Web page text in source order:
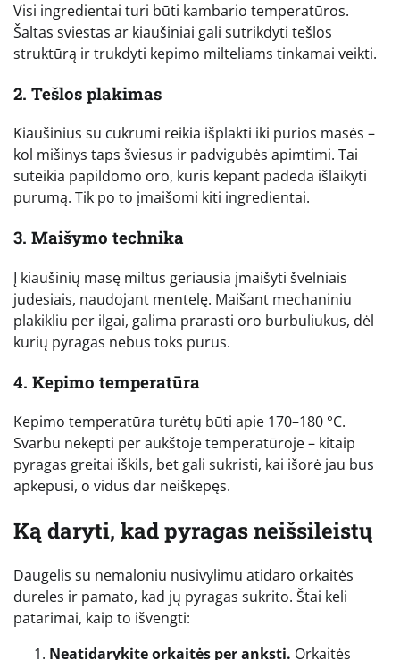
Visi ingredientai turi būti kambario temperatūros.
Šaltas sviestas ar kiaušiniai gali sutrikdyti tešlos
struktūrą ir trukdyti kepimo milteliams tinkamai veikti.
2. Tešlos plakimas
Kiaušinius su cukrumi reikia išplakti iki purios masės –
kol mišinys taps šviesus ir padvigubės apimtimi. Tai
suteikia papildomo oro, kuris kepant padeda išlaikyti
purumą. Tik po to įmaišomi kiti ingredientai.
3. Maišymo technika
Į kiaušinių masę miltus geriausia įmaišyti švelniais
judesiais, naudojant mentelę. Maišant mechaniniu
plakikliu per ilgai, galima prarasti oro burbuliukus, dėl
kurių pyragas nebus toks purus.
4. Kepimo temperatūra
Kepimo temperatūra turėtų būti apie 170–180 °C.
Svarbu nekepti per aukštoje temperatūroje – kitaip
pyragas greitai iškils, bet gali sukristi, kai išorė jau bus
apkepusi, o vidus dar neiškepęs.
Ką daryti, kad pyragas neišsileistų
Daugelis su nemaloniu nusivylimu atidaro orkaitės
dureles ir pamato, kad jų pyragas sukrito. Štai keli
patarimai, kaip to išvengti:
Neatidarykite orkaitės per anksti. Orkaitės